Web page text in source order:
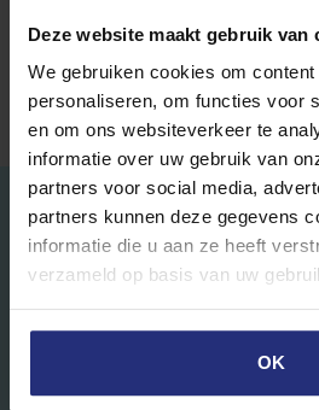
Deze website maakt gebruik van
We gebruiken cookies om
personaliseren, om functies voor
en om ons websiteverkeer te
informatie over uw gebruik van
partners voor social media,
partners kunnen deze gegevens
informatie die u aan ze heeft
verzameld op basis van uw
OK
Neem dan contact met ons op en
Wilt u uw woning in
verhuren?
U heeft een mooie woning in
kandidaat om uw woning in
een full-service verhuurmakelaar in